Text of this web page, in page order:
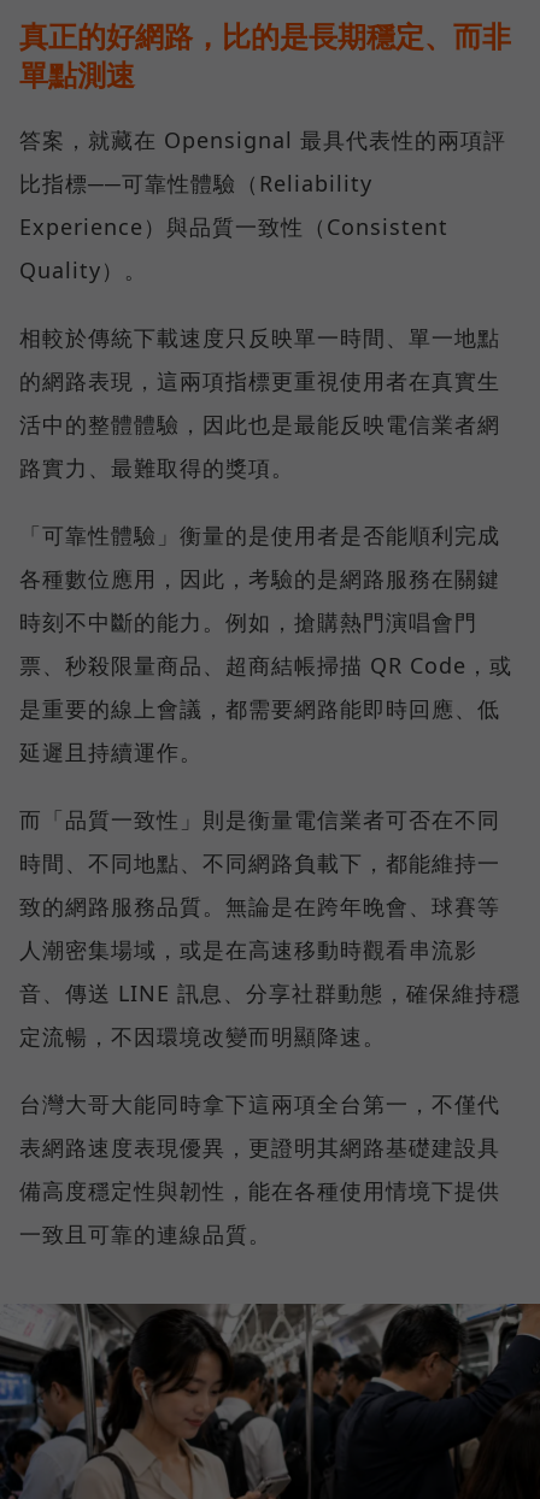
真正的好網路，比的是長期穩定、而非
單點測速
答案，就藏在 Opensignal 最具代表性的兩項評
比指標──可靠性體驗（Reliability
Experience）與品質一致性（Consistent
Quality）。
相較於傳統下載速度只反映單一時間、單一地點
的網路表現，這兩項指標更重視使用者在真實生
活中的整體體驗，因此也是最能反映電信業者網
路實力、最難取得的獎項。
「可靠性體驗」衡量的是使用者是否能順利完成
各種數位應用，因此，考驗的是網路服務在關鍵
時刻不中斷的能力。例如，搶購熱門演唱會門
票、秒殺限量商品、超商結帳掃描 QR Code，或
是重要的線上會議，都需要網路能即時回應、低
延遲且持續運作。
而「品質一致性」則是衡量電信業者可否在不同
時間、不同地點、不同網路負載下，都能維持一
致的網路服務品質。無論是在跨年晚會、球賽等
人潮密集場域，或是在高速移動時觀看串流影
音、傳送 LINE 訊息、分享社群動態，確保維持穩
定流暢，不因環境改變而明顯降速。
台灣大哥大能同時拿下這兩項全台第一，不僅代
表網路速度表現優異，更證明其網路基礎建設具
備高度穩定性與韌性，能在各種使用情境下提供
一致且可靠的連線品質。